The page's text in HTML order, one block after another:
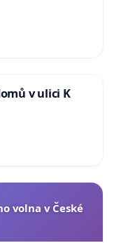
v ulici K
volna v České